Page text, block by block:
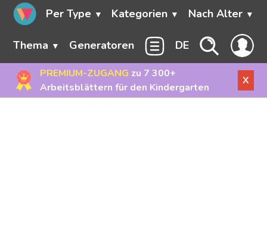
Per Type Kategorien Nach Alter
Thema Generatoren DE
PREMIUM-ZUGANG zu 7 300+
Arbeitsblättern für den Kindergarten
X